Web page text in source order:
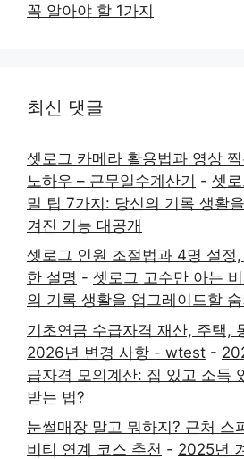
꼭 알아야 할 1가지
최신 댓글
셋로그 카메라 활용법과 영상
노하우 – 근무일수계산기 - 셋
밀 팁 7가지: 당신의 기록 생활
겨진 기능 대공개
셋로그 인원 조절법과 4명 설정
한 설명 - 셋로그 고수만 아는
의 기록 생활을 업그레이드할
기초연금 수급자격 재산, 주택,
2026년 변경 사항 - wtest -
급자격 모의계산: 집 있고 소득
받는 법?
눈썰매장 말고 뭐하지? 근처 스
비티 연계 코스 추천 - 2025년